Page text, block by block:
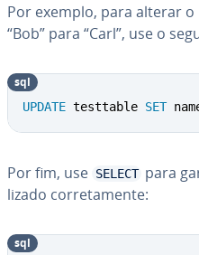
Por exemplo, para alterar o
“Bob” para “Carl”, use o
UPDATE testtable SET
sql
Por fim, use SELECT para
li­zado cor­re­ta­mente:
sql